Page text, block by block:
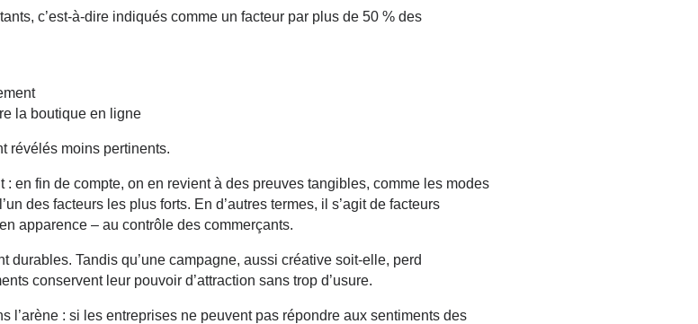
c’est-à-dire indiqués comme un facteur par plus de 50 % des
la boutique en ligne
révélés moins pertinents.
: en fin de compte, on en revient à des preuves tangibles, comme les modes
des facteurs les plus forts. En d’autres termes, il s’agit de facteurs
apparence – au contrôle des commerçants.
durables. Tandis qu’une campagne, aussi créative soit-elle, perd
conservent leur pouvoir d’attraction sans trop d’usure.
l’arène : si les entreprises ne peuvent pas répondre aux sentiments des